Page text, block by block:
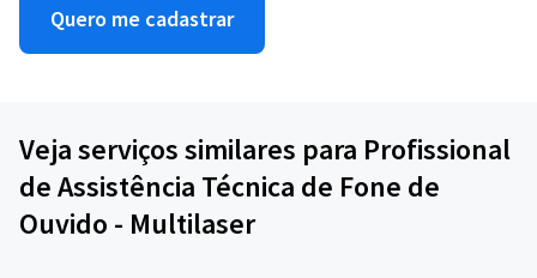
Quero me cadastrar
Veja serviços similares para Profissional
de Assistência Técnica de Fone de
Ouvido - Multilaser